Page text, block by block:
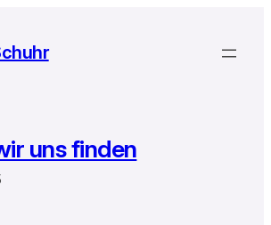
uns finden